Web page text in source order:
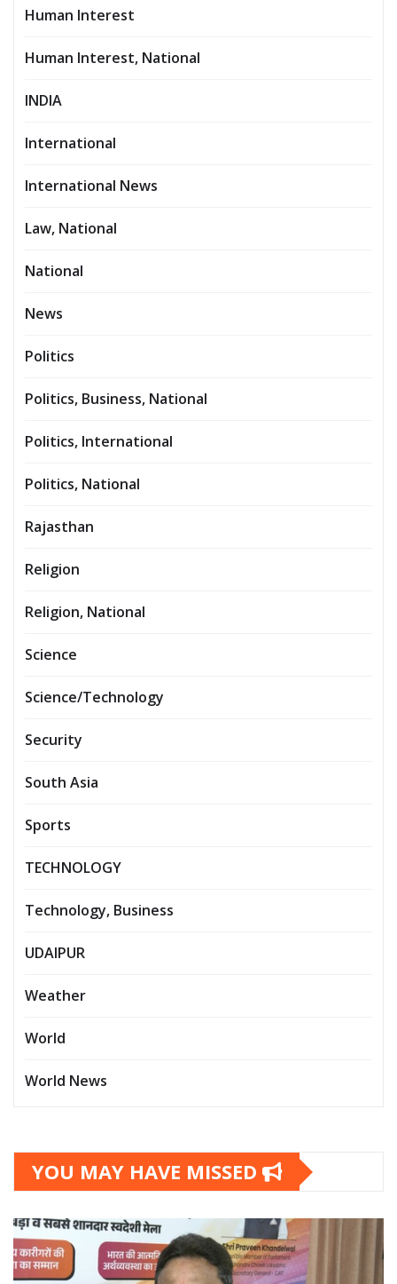
Human Interest
Human Interest, National
INDIA
International
International News
Law, National
National
News
Politics
Politics, Business, National
Politics, International
Politics, National
Rajasthan
Religion
Religion, National
Science
Science/Technology
Security
South Asia
Sports
TECHNOLOGY
Technology, Business
UDAIPUR
Weather
World
World News
YOU MAY HAVE MISSED